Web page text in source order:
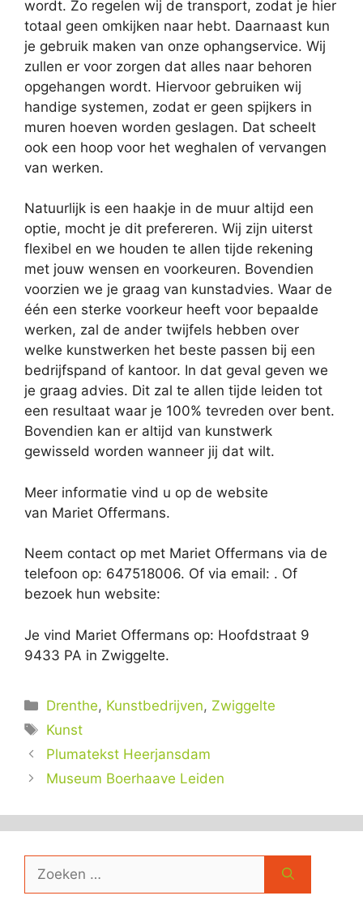
wordt. Zo regelen wij de transport, zodat je hier
totaal geen omkijken naar hebt. Daarnaast kun
je gebruik maken van onze ophangservice. Wij
zullen er voor zorgen dat alles naar behoren
opgehangen wordt. Hiervoor gebruiken wij
handige systemen, zodat er geen spijkers in
muren hoeven worden geslagen. Dat scheelt
ook een hoop voor het weghalen of vervangen
van werken.
Natuurlijk is een haakje in de muur altijd een
optie, mocht je dit prefereren. Wij zijn uiterst
flexibel en we houden te allen tijde rekening
met jouw wensen en voorkeuren. Bovendien
voorzien we je graag van kunstadvies. Waar de
één een sterke voorkeur heeft voor bepaalde
werken, zal de ander twijfels hebben over
welke kunstwerken het beste passen bij een
bedrijfspand of kantoor. In dat geval geven we
je graag advies. Dit zal te allen tijde leiden tot
een resultaat waar je 100% tevreden over bent.
Bovendien kan er altijd van kunstwerk
gewisseld worden wanneer jij dat wilt.
Meer informatie vind u op de website
van Mariet Offermans.
Neem contact op met Mariet Offermans via de
telefoon op: 647518006. Of via email: . Of
bezoek hun website:
Je vind Mariet Offermans op: Hoofdstraat 9
9433 PA in Zwiggelte.
Categorieën
Drenthe, Kunstbedrijven, Zwiggelte
Tags
Kunst
Plumatekst Heerjansdam
Museum Boerhaave Leiden
naar: